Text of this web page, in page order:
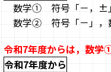
数学① 符号「－，±
数学② 符号「－」，
令和7年度からは，数学
令和7年度から